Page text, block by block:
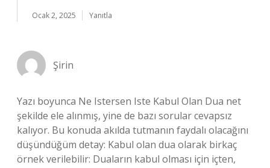
Ocak 2, 2025 Yanıtla
Şirin
Yazı boyunca Ne Istersen Iste Kabul Olan Dua net
şekilde ele alınmış, yine de bazı sorular cevapsız
kalıyor. Bu konuda akılda tutmanın faydalı olacağını
düşündüğüm detay: Kabul olan dua olarak birkaç
örnek verilebilir: Duaların kabul olması için içten,